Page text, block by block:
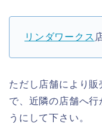
リンダワークス
ただし店舗により
で、近隣の店舗へ
うにして下さい。